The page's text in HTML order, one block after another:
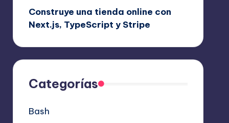
Construye una tienda online con
Next.js, TypeScript y Stripe
Categorías
Bash